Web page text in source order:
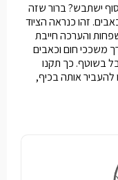
ישתבש? ברור שזה
זהו כנראה הציוד
והערכה חייבת
משככי חום וכאבים
בשוטף. כך תקנו
להעביר אותה בכיף,